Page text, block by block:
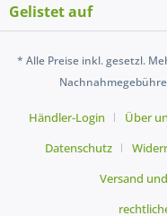
Gelistet auf
* Alle Preise inkl. gesetzl.
Händler-Login Über
Datenschutz
Versand